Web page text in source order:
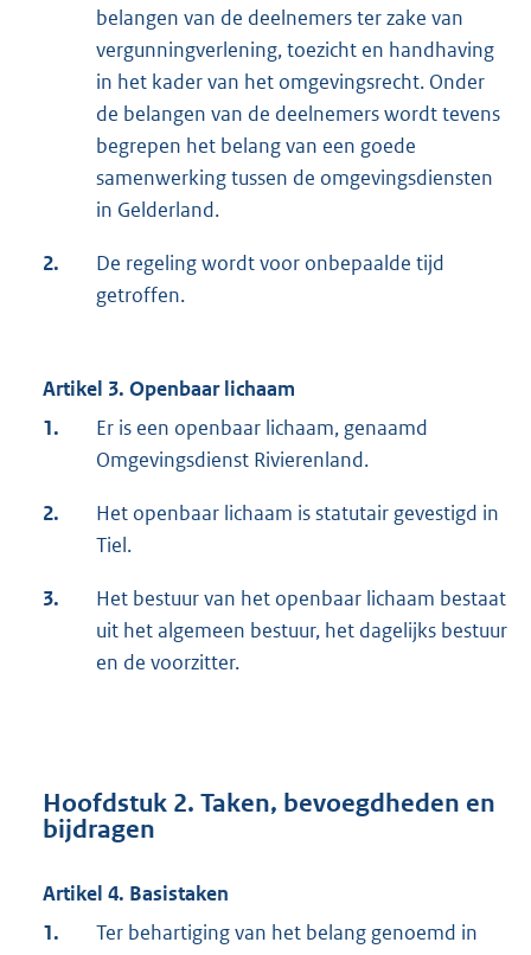
belangen van de deelnemers ter zake van
vergunningverlening, toezicht en handhaving
in het kader van het omgevingsrecht. Onder
de belangen van de deelnemers wordt tevens
begrepen het belang van een goede
samenwerking tussen de omgevingsdiensten
in Gelderland.
2.
De regeling wordt voor onbepaalde tijd
getroffen.
Artikel 3. Openbaar lichaam
1.
Er is een openbaar lichaam, genaamd
Omgevingsdienst Rivierenland.
2.
Het openbaar lichaam is statutair gevestigd in
Tiel.
3.
Het bestuur van het openbaar lichaam bestaat
uit het algemeen bestuur, het dagelijks bestuur
en de voorzitter.
Hoofdstuk 2. Taken, bevoegdheden en
bijdragen
Artikel 4. Basistaken
1.
Ter behartiging van het belang genoemd in